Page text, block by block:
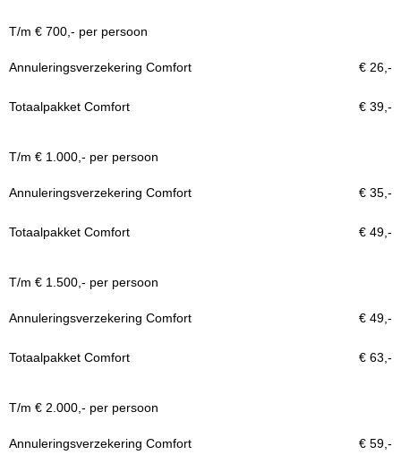
T/m € 700,- per persoon
€ 26,-
€ 39,-
T/m € 1.000,- per persoon
€ 35,-
€ 49,-
T/m € 1.500,- per persoon
€ 49,-
€ 63,-
T/m € 2.000,- per persoon
€ 59,-